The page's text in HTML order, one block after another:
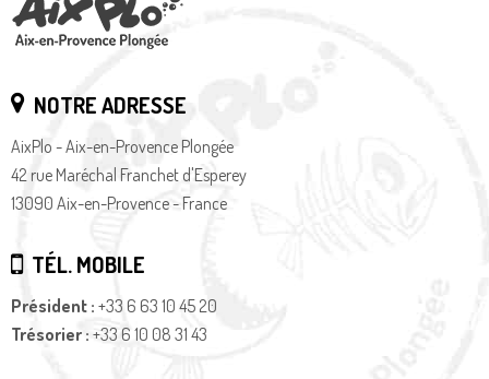
NOTRE ADRESSE
AixPlo - Aix-en-Provence Plongée
42 rue Maréchal Franchet d'Esperey
13090 Aix-en-Provence - France
TÉL. MOBILE
Président : +33 6 63 10 45 20
Trésorier : +33 6 10 08 31 43